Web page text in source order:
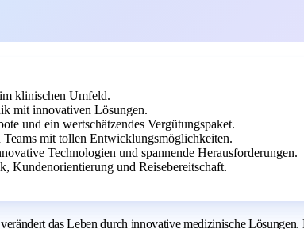
klinischen Umfeld.
mit innovativen Lösungen.
und ein wertschätzendes Vergütungspaket.
Teams mit tollen Entwicklungsmöglichkeiten.
Technologien und spannende Herausforderungen.
Kundenorientierung und Reisebereitschaft.
das Leben durch innovative medizinische